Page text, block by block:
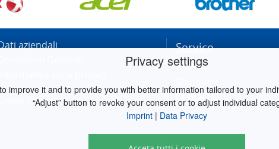
Privacy settings
it and to provide you with better information tailored to your
“Adjust” button to revoke your consent or to adjust individual
Imprint | Data Privacy
aziendali
Cookie Settings
Service
RMA
Contact